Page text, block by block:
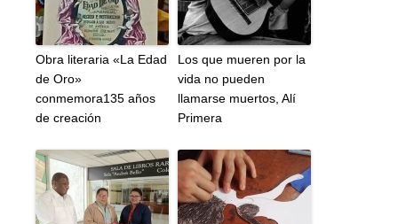
Obra literaria «La Edad
de Oro»
conmemora135 años
de creación
Los que mueren por la
vida no pueden
llamarse muertos, Alí
Primera